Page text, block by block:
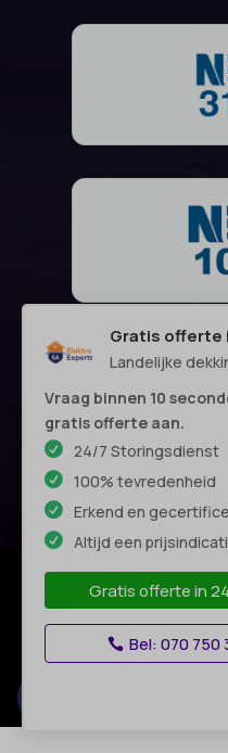
Gratis offerte
Landelijke
Vraag binnen 10
gratis offerte aan.
24/7 Storingsdienst
100% tevredenheid
Erkend en
Altijd een
Gratis offerte in
Bel: 070 750
© Copyright SA
Privacyverklaring|